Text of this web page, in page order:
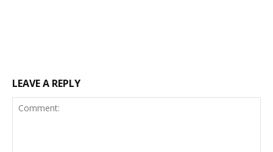
LEAVE A REPLY